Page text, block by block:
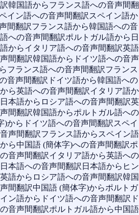
韓国語からフランス語への音声間翻
イン語への音声間翻訳 スペイン語か
間翻訳フランス語から韓国語への音
への音声間翻訳ポルトガル語から日
からイタリア語への音声間翻訳英語
間翻訳韓国語からドイツ語への音声
フランス語への音声間翻訳フランス
音声間翻訳 ドイツ語から韓国語への
ら英語への音声間翻訳イタリア語か
日本語からロシア語への音声間翻訳英
間翻訳韓国語からポルトガル語への
)からドイツ語への音声間翻訳 スペイ
声間翻訳フランス語からスペイン語
ら中国語 (簡体字)への音声間翻訳ポ
音声間翻訳イタリア語から英語への
本語への音声間翻訳 日本語からヒン
英語からロシア語への音声間翻訳韓国
間翻訳中国語 (簡体字)からポルトガ
ン語からドイツ語への音声間翻訳 ド
音声間翻訳ポルトガル語から中国語